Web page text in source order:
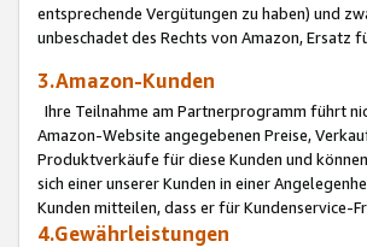
entsprechende Vergütungen zu haben) und
unbeschadet des Rechts von Amazon,
3.Amazon-Kunden
Ihre Teilnahme am Partnerprogramm führt
Amazon-Website angegebenen Preise,
Produktverkäufe für diese Kunden und
sich einer unserer Kunden in einer
Kunden mitteilen, dass er für Kundenservice-
4.Gewährleistungen